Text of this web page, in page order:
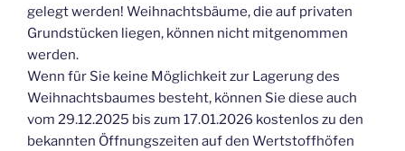
gelegt werden! Weihnachtsbäume, die auf privaten
Grundstücken liegen, können nicht mitgenommen
werden.
Wenn für Sie keine Möglichkeit zur Lagerung des
Weihnachtsbaumes besteht, können Sie diese auch
vom 29.12.2025 bis zum 17.01.2026 kostenlos zu den
bekannten Öffnungszeiten auf den Wertstoffhöfen